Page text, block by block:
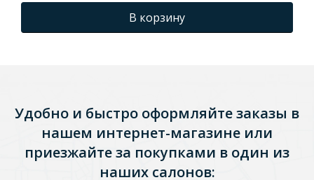
В корзину
Удобно и быстро оформляйте заказы в
нашем интернет-магазине или
приезжайте за покупками в один из
наших салонов: